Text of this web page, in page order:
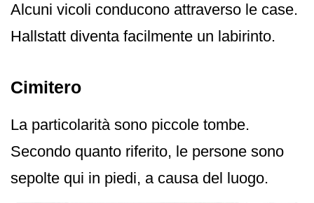
Alcuni vicoli conducono attraverso le case.
Hallstatt diventa facilmente un labirinto.
Cimitero
La particolarità sono piccole tombe.
Secondo quanto riferito, le persone sono
sepolte qui in piedi, a causa del luogo.